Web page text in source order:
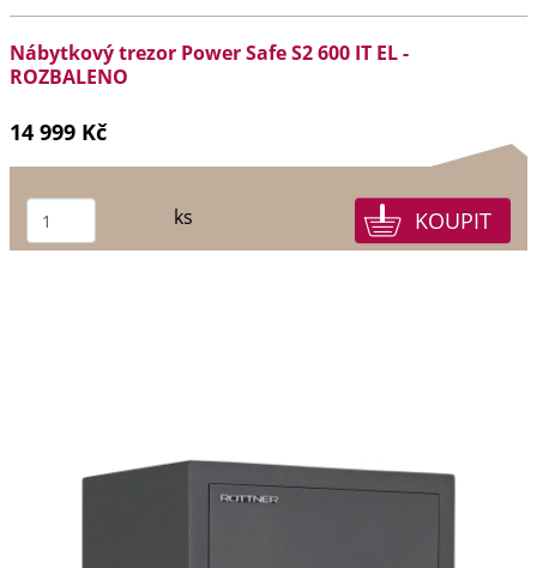
Nábytkový trezor Power Safe S2 600 IT EL -
ROZBALENO
14 999 Kč
ks